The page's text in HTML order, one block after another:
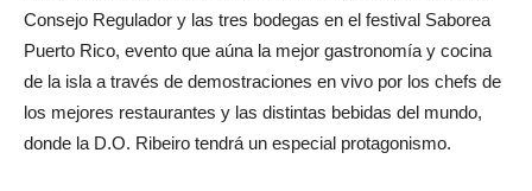
Consejo Regulador y las tres bodegas en el festival Saborea
Puerto Rico, evento que aúna la mejor gastronomía y cocina
de la isla a través de demostraciones en vivo por los chefs de
los mejores restaurantes y las distintas bebidas del mundo,
donde la D.O. Ribeiro tendrá un especial protagonismo.